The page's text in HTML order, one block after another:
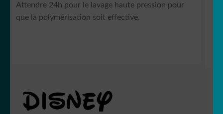
Attendre 24h pour le lavage haute pression pour
que la polymérisation soit effective.